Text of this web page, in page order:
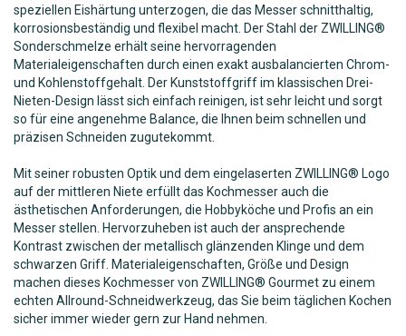
speziellen Eishärtung unterzogen, die das Messer schnitthaltig,
korrosionsbeständig und flexibel macht. Der Stahl der ZWILLING®
Sonderschmelze erhält seine hervorragenden
Materialeigenschaften durch einen exakt ausbalancierten Chrom-
und Kohlenstoffgehalt. Der Kunststoffgriff im klassischen Drei-
Nieten-Design lässt sich einfach reinigen, ist sehr leicht und sorgt
so für eine angenehme Balance, die Ihnen beim schnellen und
präzisen Schneiden zugutekommt.
Mit seiner robusten Optik und dem eingelaserten ZWILLING® Logo
auf der mittleren Niete erfüllt das Kochmesser auch die
ästhetischen Anforderungen, die Hobbyköche und Profis an ein
Messer stellen. Hervorzuheben ist auch der ansprechende
Kontrast zwischen der metallisch glänzenden Klinge und dem
schwarzen Griff. Materialeigenschaften, Größe und Design
machen dieses Kochmesser von ZWILLING® Gourmet zu einem
echten Allround-Schneidwerkzeug, das Sie beim täglichen Kochen
sicher immer wieder gern zur Hand nehmen.